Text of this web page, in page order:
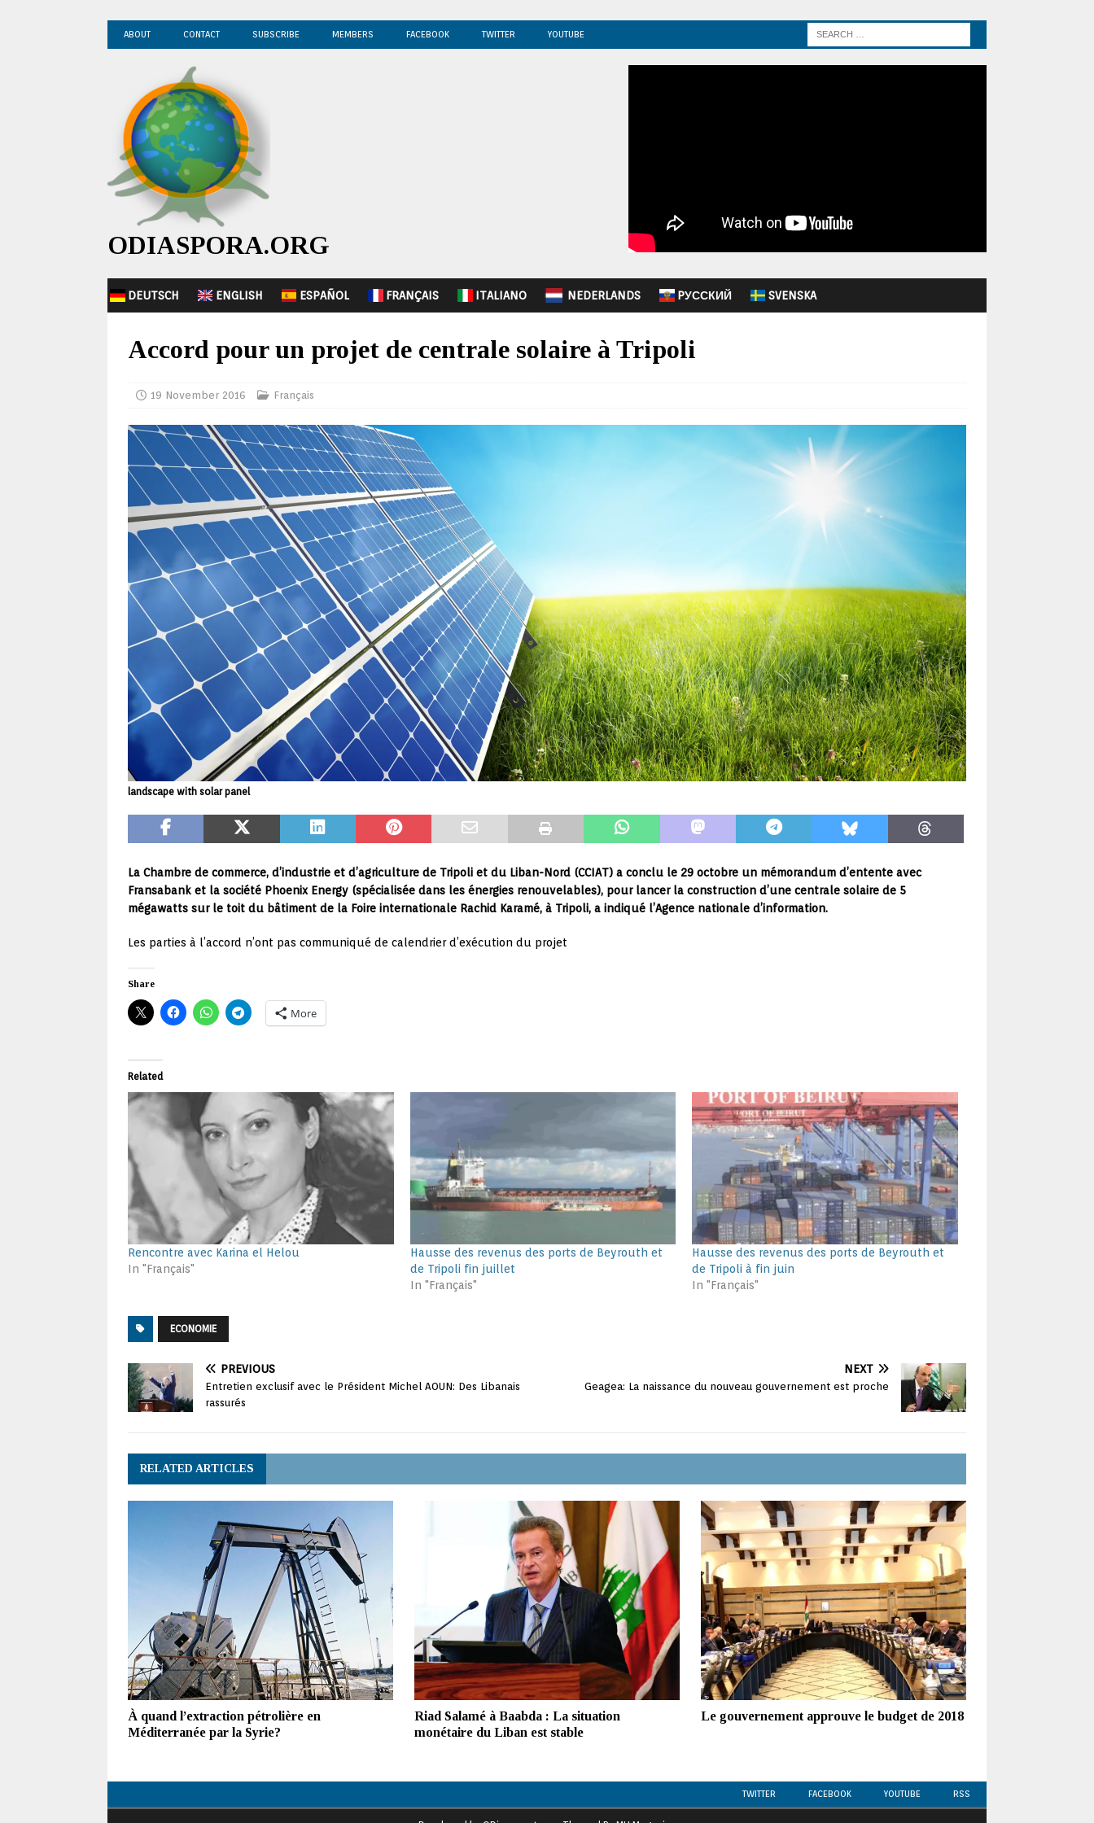
ABOUT CONTACT SUBSCRIBE MEMBERS FACEBOOK TWITTER YOUTUBE
ODIASPORA.ORG
DEUTSCH ENGLISH ESPAÑOL FRANÇAIS ITALIANO NEDERLANDS PУССКИЙ SVENSKA
Accord pour un projet de centrale solaire à Tripoli
19 November 2016 Français
landscape with solar panel
La Chambre de commerce, d’industrie et d’agriculture de Tripoli et du Liban-Nord (CCIAT) a conclu le 29 octobre un mémorandum d’entente avec
Fransabank et la société Phoenix Energy (spécialisée dans les énergies renouvelables), pour lancer la construction d’une centrale solaire de 5
mégawatts sur le toit du bâtiment de la Foire internationale Rachid Karamé, à Tripoli, a indiqué l’Agence nationale d’information.
Les parties à l’accord n’ont pas communiqué de calendrier d’exécution du projet
Share
More
Related
Rencontre avec Karina el Helou
In "Français"
Hausse des revenus des ports de Beyrouth et
de Tripoli fin juillet
In "Français"
Hausse des revenus des ports de Beyrouth et
de Tripoli à fin juin
In "Français"
ECONOMIE
PREVIOUS
Entretien exclusif avec le Président Michel AOUN: Des Libanais
rassurés
NEXT
Geagea: La naissance du nouveau gouvernement est proche
RELATED ARTICLES
À quand l’extraction pétrolière en
Méditerranée par la Syrie?
Riad Salamé à Baabda : La situation
monétaire du Liban est stable
Le gouvernement approuve le budget de 2018
TWITTER FACEBOOK YOUTUBE RSS